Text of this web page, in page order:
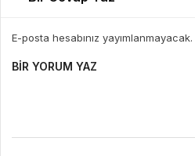
E-posta hesabınız
BIR YORUM YAZ